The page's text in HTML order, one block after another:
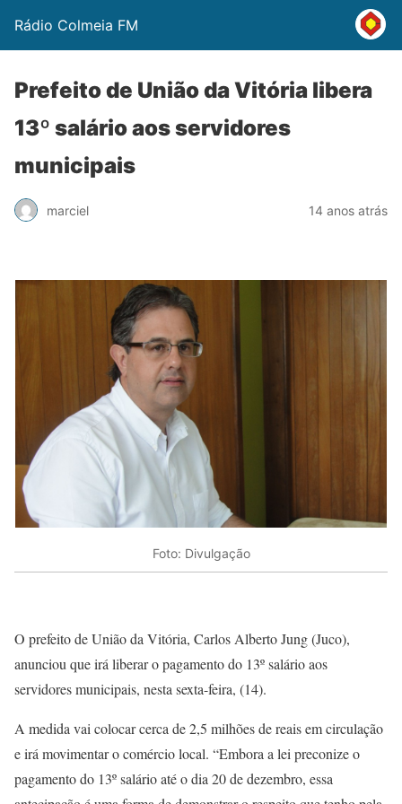
Rádio Colmeia FM
Prefeito de União da Vitória libera
13º salário aos servidores
municipais
marciel 14 anos atrás
Foto: Divulgação
O prefeito de União da Vitória, Carlos Alberto Jung (Juco),
anunciou que irá liberar o pagamento do 13º salário aos
servidores municipais, nesta sexta-feira, (14).
A medida vai colocar cerca de 2,5 milhões de reais em circulação
e irá movimentar o comércio local. “Embora a lei preconize o
pagamento do 13º salário até o dia 20 de dezembro, essa